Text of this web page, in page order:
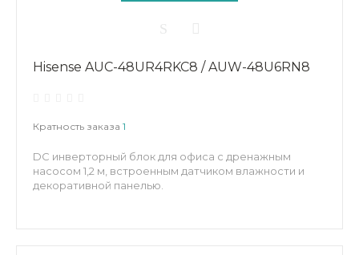
Hisense AUC-48UR4RKC8 / AUW-48U6RN8
Кратность заказа 1
DC инверторный блок для офиса с дренажным
насосом 1,2 м, встроенным датчиком влажности и
декоративной панелью.